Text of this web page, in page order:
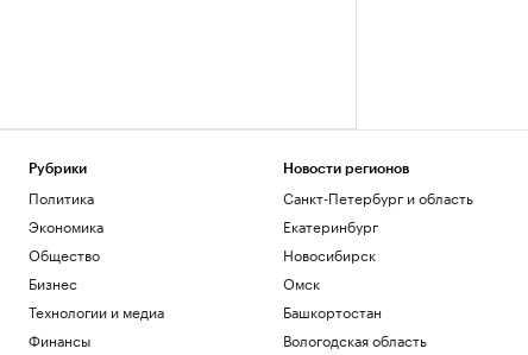
Рубрики
Политика
Экономика
Общество
Бизнес
Технологии и медиа
Финансы
Новости регионов
Санкт-Петербург и область
Екатеринбург
Новосибирск
Омск
Башкортостан
Вологодская область